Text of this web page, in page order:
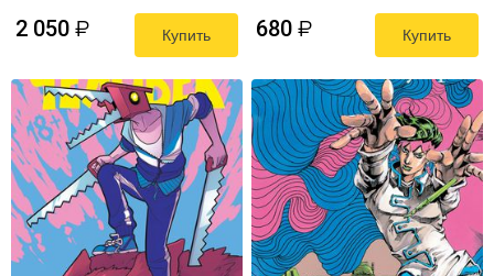
2 050 ₽ Купить 680 ₽ Купить